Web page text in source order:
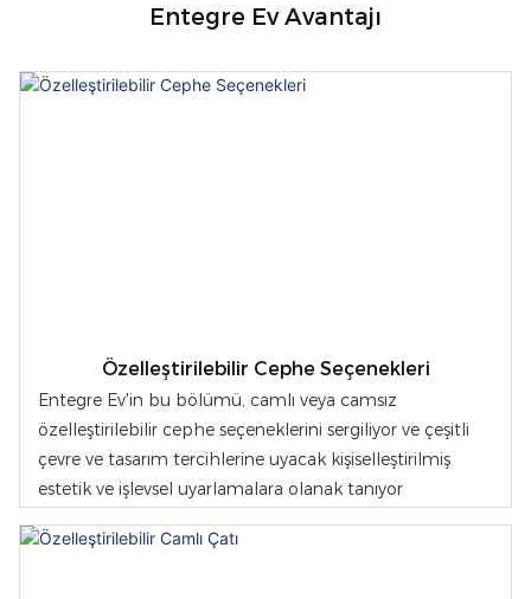
Entegre Ev Avantajı
Özelleştirilebilir Cephe Seçenekleri
Entegre Ev'in bu bölümü, camlı veya camsız
özelleştirilebilir cephe seçeneklerini sergiliyor ve çeşitli
çevre ve tasarım tercihlerine uyacak kişiselleştirilmiş
estetik ve işlevsel uyarlamalara olanak tanıyor